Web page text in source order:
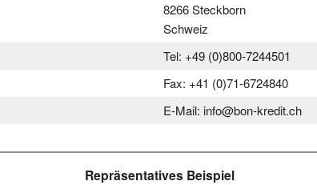
8266 Steckborn
Schweiz
Tel: +49 (0)800-7244501
Fax: +41 (0)71-6724840
E-Mail: info@bon-kredit.ch
Repräsentatives Beispiel